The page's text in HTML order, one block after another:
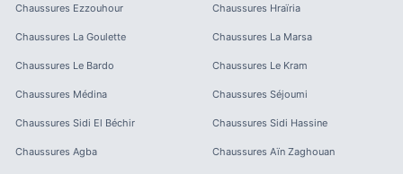
Chaussures Ezzouhour Chaussures Hraïria
Chaussures La Goulette Chaussures La Marsa
Chaussures Le Bardo Chaussures Le Kram
Chaussures Médina Chaussures Séjoumi
Chaussures Sidi El Béchir Chaussures Sidi Hassine
Chaussures Agba Chaussures Aïn Zaghouan